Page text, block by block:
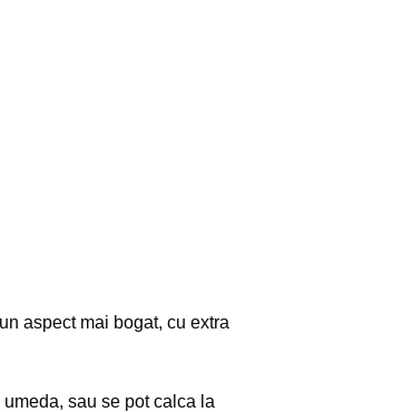
aspect mai bogat, cu extra
sau se pot calca la